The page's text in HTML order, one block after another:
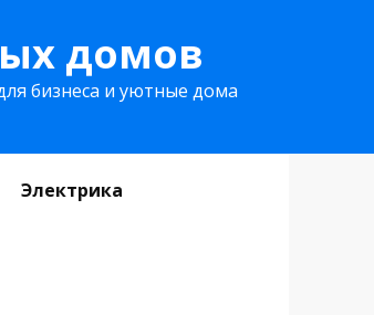
домов
бизнеса и уютные дома
Электрика